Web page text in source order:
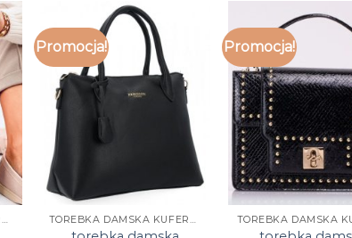
TOREBKA DAMSKA KUFEREK
Promocja!
TOREBKA DAMSKA KUFEREK
Promocja!